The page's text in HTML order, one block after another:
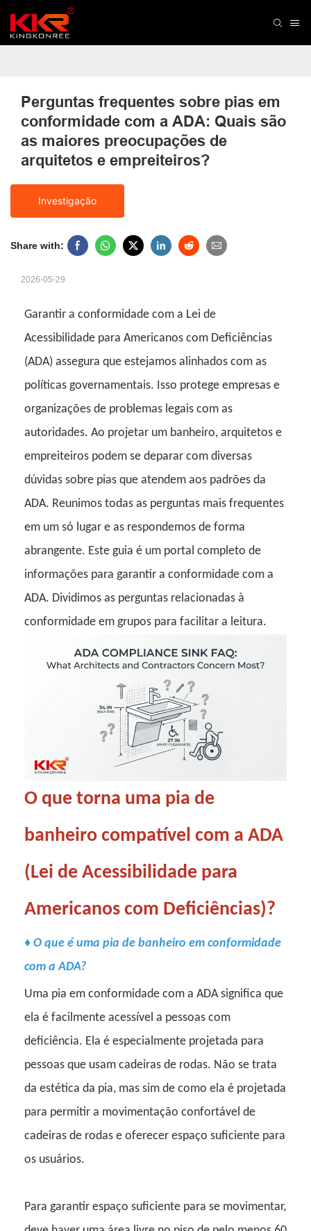
Perguntas frequentes sobre pias em
conformidade com a ADA: Quais são
as maiores preocupações de
arquitetos e empreiteiros?
Investigação
Share with:
2026-05-29
Garantir a conformidade com a Lei de
Acessibilidade para Americanos com Deficiências
(ADA) assegura que estejamos alinhados com as
políticas governamentais. Isso protege empresas e
organizações de problemas legais com as
autoridades. Ao projetar um banheiro, arquitetos e
empreiteiros podem se deparar com diversas
dúvidas sobre pias que atendem aos padrões da
ADA. Reunimos todas as perguntas mais frequentes
em um só lugar e as respondemos de forma
abrangente. Este guia é um portal completo de
informações para garantir a conformidade com a
ADA. Dividimos as perguntas relacionadas à
conformidade em grupos para facilitar a leitura.
O que torna uma pia de
banheiro compatível com a ADA
(Lei de Acessibilidade para
Americanos com Deficiências)?
♦ O que é uma pia de banheiro em conformidade
com a ADA?
Uma pia em conformidade com a ADA significa que
ela é facilmente acessível a pessoas com
deficiência. Ela é especialmente projetada para
pessoas que usam cadeiras de rodas. Não se trata
da estética da pia, mas sim de como ela é projetada
para permitir a movimentação confortável de
cadeiras de rodas e oferecer espaço suficiente para
os usuários.
Para garantir espaço suficiente para se movimentar,